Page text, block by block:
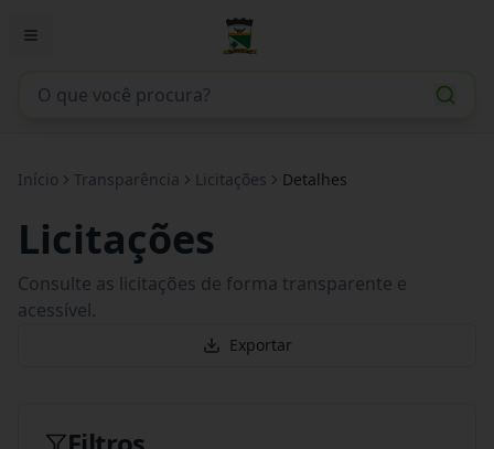
Início Transparência Licitações Detalhes
Licitações
Consulte as licitações de forma transparente e
acessível.
Exportar